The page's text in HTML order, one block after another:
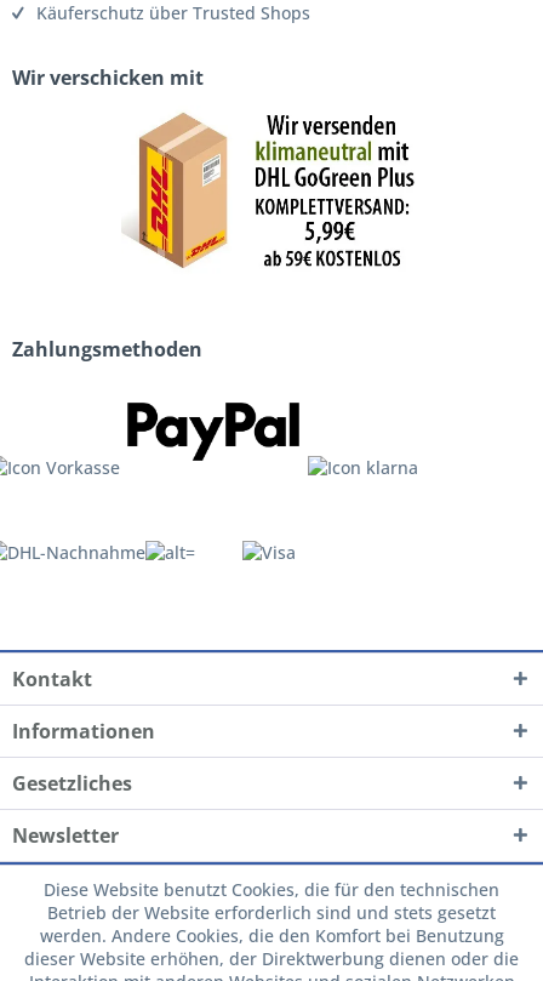
Käuferschutz über Trusted Shops
Wir verschicken mit
Zahlungsmethoden
Kontakt
Informationen
Gesetzliches
Newsletter
Diese Website benutzt Cookies, die für den technischen
Betrieb der Website erforderlich sind und stets gesetzt
werden. Andere Cookies, die den Komfort bei Benutzung
dieser Website erhöhen, der Direktwerbung dienen oder die